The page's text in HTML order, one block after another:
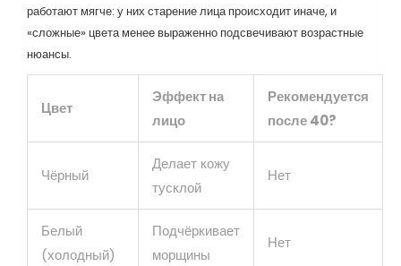
работают мягче: у них старение лица происходит иначе, и
«сложные» цвета менее выраженно подсвечивают возрастные
нюансы.
Цвет
Эффект на
лицо
Рекомендуется
после 40?
Чёрный
Делает кожу
тусклой
Нет
Белый
(холодный)
Подчёркивает
морщины
Нет